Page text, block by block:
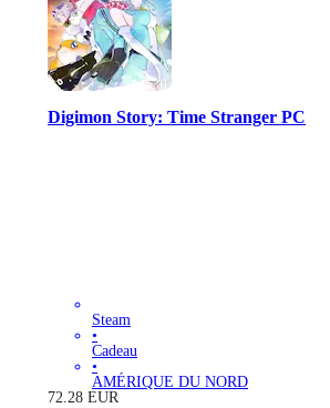
Digimon Story: Time Stranger PC
Steam
•
Cadeau
•
AMÉRIQUE DU NORD
72.28 EUR